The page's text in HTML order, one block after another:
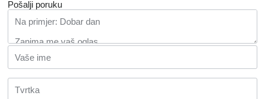
Pošalji poruku